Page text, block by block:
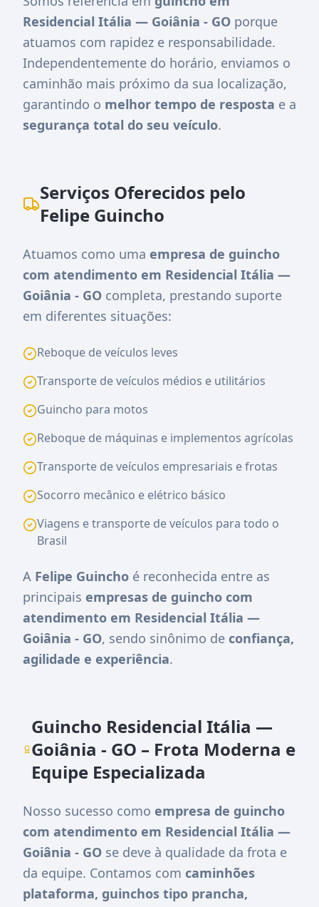
Residencial Itália — Goiânia - GO porque
atuamos com rapidez e responsabilidade.
Independentemente do horário, enviamos o
caminhão mais próximo da sua localização,
garantindo o melhor tempo de resposta e a
segurança total do seu veículo.
Serviços Oferecidos pelo
Felipe Guincho
Atuamos como uma empresa de guincho
com atendimento em Residencial Itália —
Goiânia - GO completa, prestando suporte
em diferentes situações:
Reboque de veículos leves
Transporte de veículos médios e utilitários
Guincho para motos
Reboque de máquinas e implementos agrícolas
Transporte de veículos empresariais e frotas
Socorro mecânico e elétrico básico
Viagens e transporte de veículos para todo o
Brasil
A Felipe Guincho é reconhecida entre as
principais empresas de guincho com
atendimento em Residencial Itália —
Goiânia - GO, sendo sinônimo de confiança,
agilidade e experiência.
Guincho Residencial Itália —
Goiânia - GO – Frota Moderna e
Equipe Especializada
Nosso sucesso como empresa de guincho
com atendimento em Residencial Itália —
Goiânia - GO se deve à qualidade da frota e
da equipe. Contamos com caminhões
plataforma, guinchos tipo prancha,